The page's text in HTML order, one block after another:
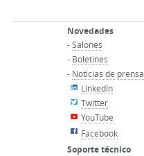
Novedades
-Salones
- Boletines
- Noticias de prensa
LinkedIn
Twitter
YouTube
Facebook
Soporte técnico